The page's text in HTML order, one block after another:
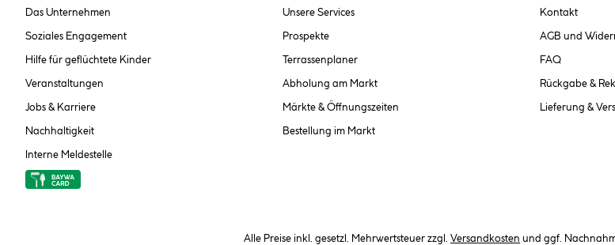
Das Unternehmen
Soziales Engagement
Hilfe für geflüchtete Kinder
Veranstaltungen
Jobs & Karriere
Nachhaltigkeit
Interne Meldestelle
Unsere Services
Prospekte
Terrassenplaner
Abholung am Markt
Märkte & Öffnungszeiten
Bestellung im Markt
Kontakt
AGB und
FAQ
Rückgabe &
Lieferung &
Alle Preise inkl. gesetzl. Mehrwertsteuer zzgl. Versandkosten und ggf.